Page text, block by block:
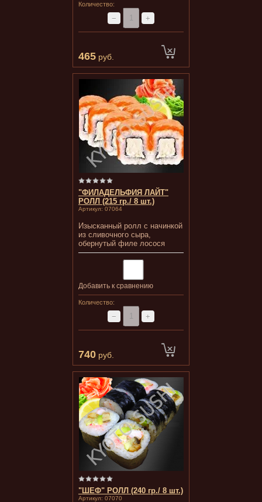
Количество:
− +
465 руб.
"ФИЛАДЕЛЬФИЯ ЛАЙТ"
РОЛЛ (215 гр./ 8 шт.)
Артикул: 07064
Изысканный ролл с начинкой
из сливочного сыра,
обернутый филе лосося
Добавить к сравнению
Количество:
− +
740 руб.
"ШЕФ" РОЛЛ (240 гр./ 8 шт.)
Артикул: 07070